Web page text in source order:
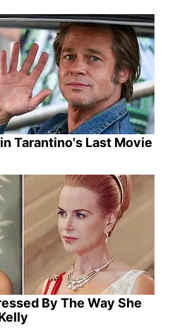
Tarantino's Last Movie
By The Way She